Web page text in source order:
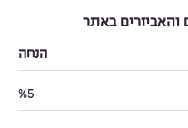
באתר
הנחה
%5